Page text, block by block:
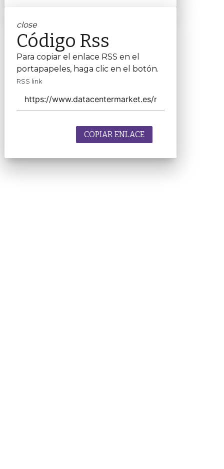
close
Código Rss
Para copiar el enlace RSS en el
portapapeles, haga clic en el botón.
RSS link
COPIAR ENLACE